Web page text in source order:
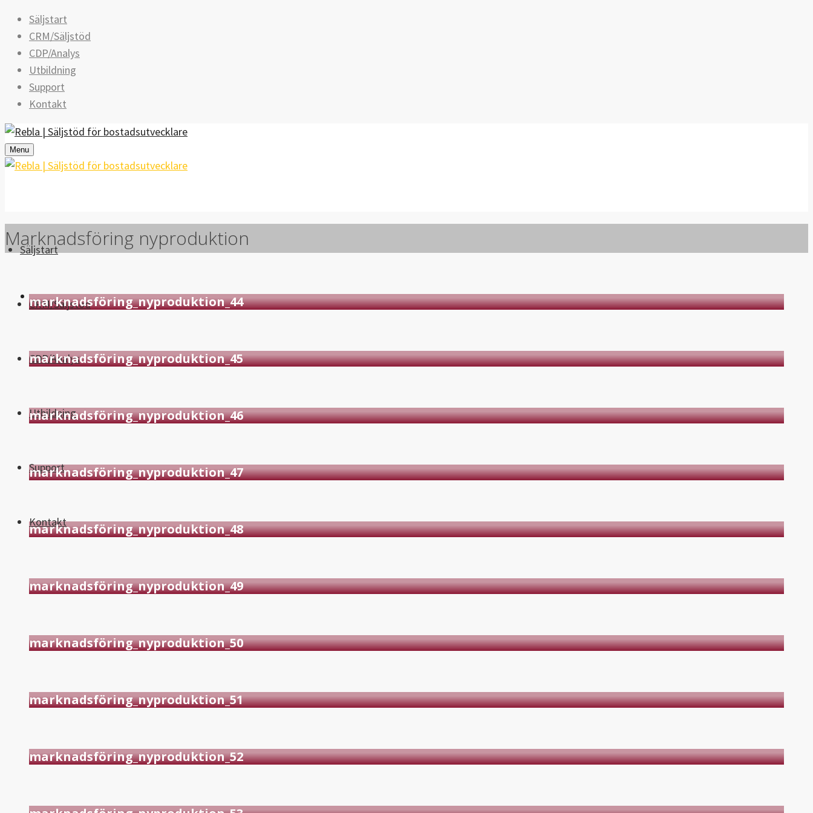
Säljstart
CRM/Säljstöd
CDP/Analys
Utbildning
Support
Kontakt
Menu
Säljstart
CRM/Säljstöd
CDP/Analys
Utbildning
Support
Kontakt
Marknadsföring nyproduktion
marknadsföring_nyproduktion_44
marknadsföring_nyproduktion_45
marknadsföring_nyproduktion_46
marknadsföring_nyproduktion_47
marknadsföring_nyproduktion_48
marknadsföring_nyproduktion_49
marknadsföring_nyproduktion_50
marknadsföring_nyproduktion_51
marknadsföring_nyproduktion_52